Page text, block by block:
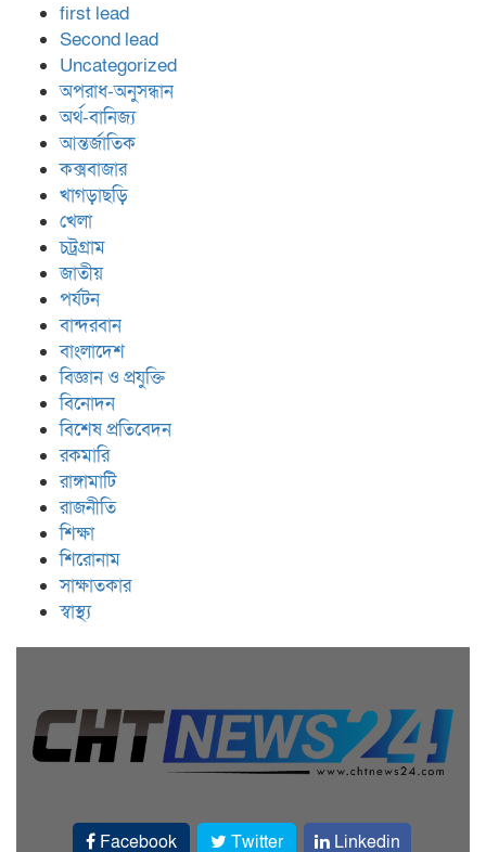
first lead
Second lead
Uncategorized
অপরাধ-অনুসন্ধান
অর্থ-বানিজ্য
আন্তর্জাতিক
কক্সবাজার
খাগড়াছড়ি
খেলা
চট্রগ্রাম
জাতীয়
পর্যটন
বান্দরবান
বাংলাদেশ
বিজ্ঞান ও প্রযুক্তি
বিনোদন
বিশেষ প্রতিবেদন
রকমারি
রাঙ্গামাটি
রাজনীতি
শিক্ষা
শিরোনাম
সাক্ষাতকার
স্বাস্থ্য
Facebook Twitter Linkedin